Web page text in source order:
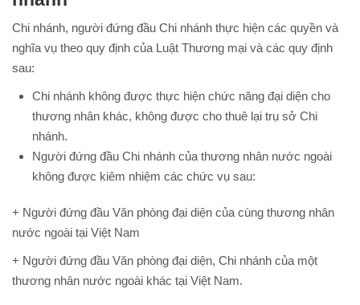
Chi nhánh, người đứng đầu Chi nhánh thực hiện các quyền và
nghĩa vụ theo quy định của Luật Thương mại và các quy định
sau:
Chi nhánh không được thực hiện chức năng đại diện cho
thương nhân khác, không được cho thuê lại trụ sở Chi
nhánh.
Người đứng đầu Chi nhánh của thương nhân nước ngoài
không được kiêm nhiệm các chức vụ sau:
+ Người đứng đầu Văn phòng đại diện của cùng thương nhân
nước ngoài tại Việt Nam
+ Người đứng đầu Văn phòng đại diện, Chi nhánh của một
thương nhân nước ngoài khác tại Việt Nam.